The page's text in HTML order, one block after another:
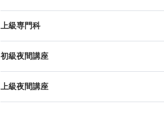
上級専門科
初級夜間講座
上級夜間講座